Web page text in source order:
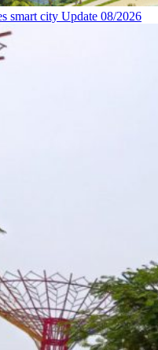
smart city Update 08/2026